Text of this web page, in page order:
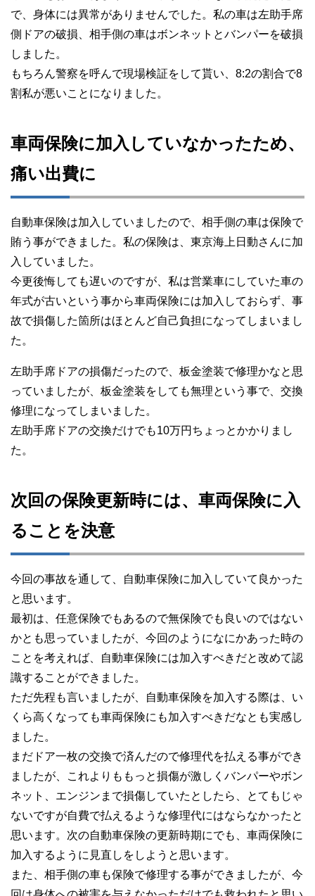
で、身体には異常がありませんでした。私の車は左助手席
側ドアの破損、相手側の車はボンネットとバンパーを破損
しました。
もちろん警察を呼んで現場検証をして貰い、8:2の割合で8
割私が悪いことになりました。
車両保険に加入していなかったため、
痛い出費に
自動車保険は加入していましたので、相手側の車は保険で
賄う事ができました。私の保険は、東京海上日動さんに加
入していました。
今更後悔しても遅いのですが、私は営業車にしていた車の
年式が古いという事から車両保険には加入しておらず、事
故で損傷した箇所はほとんど自己負担になってしまいまし
た。
左助手席ドアの損傷だったので、板金塗装で修理かなと思
っていましたが、板金塗装をしても無理という事で、交換
修理になってしまいました。
左助手席ドアの交換だけでも10万円ちょっとかかりまし
た。
次回の保険更新時には、車両保険に入
ることを決意
今回の事故を通して、自動車保険に加入していて良かった
と思います。
最初は、任意保険でもあるので無保険でも良いのではない
かとも思っていましたが、今回のようになにかあった時の
ことを考えれば、自動車保険には加入すべきだと改めて認
識することができました。
ただ先程も言いましたが、自動車保険を加入する際は、い
くら高くなっても車両保険にも加入すべきだなとも実感し
ました。
まだドア一枚の交換で済んだので修理代を払える事ができ
ましたが、これよりももっと損傷が激しくバンパーやボン
ネット、エンジンまで損傷していたとしたら、とてもじゃ
ないですが自費で払えるような修理代にはならなかったと
思います。次の自動車保険の更新時期にでも、車両保険に
加入するように見直しをしようと思います。
また、相手側の車も保険で修理する事ができましたが、今